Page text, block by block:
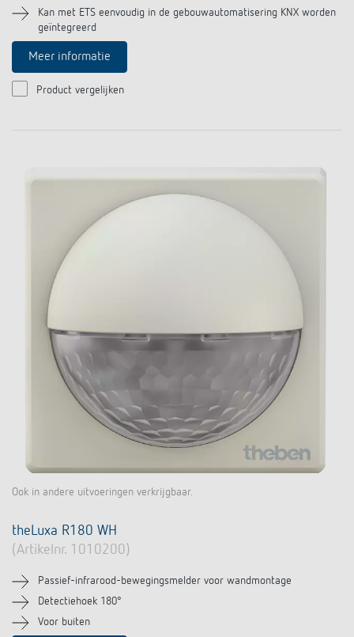
Kan met ETS eenvoudig in de gebouwautomatisering KNX worden
geïntegreerd
Meer informatie
Product vergelijken
Ook in andere uitvoeringen verkrijgbaar.
theLuxa R180 WH
(Artikelnr. 1010200)
Passief-infrarood-bewegingsmelder voor wandmontage
Detectiehoek 180°
Voor buiten